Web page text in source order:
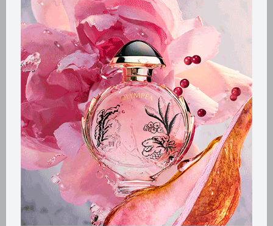
Métodos y costos de envío
Retiros gratuitos en tiendas
Productos que te pueden interesar